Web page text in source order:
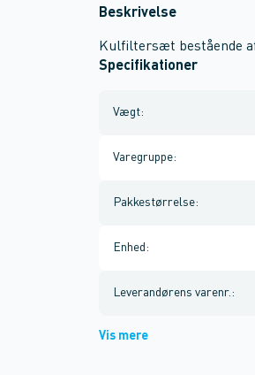
Beskrivelse
Kulfiltersæt bestående
Specifikationer
Vægt:
Varegruppe:
Pakkestørrelse:
Enhed :
Leverandørens varenr. :
Vis mere